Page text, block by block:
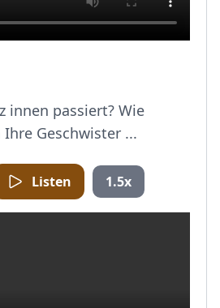
innen passiert? Wie
Geschwister ...
Listen 1.5x